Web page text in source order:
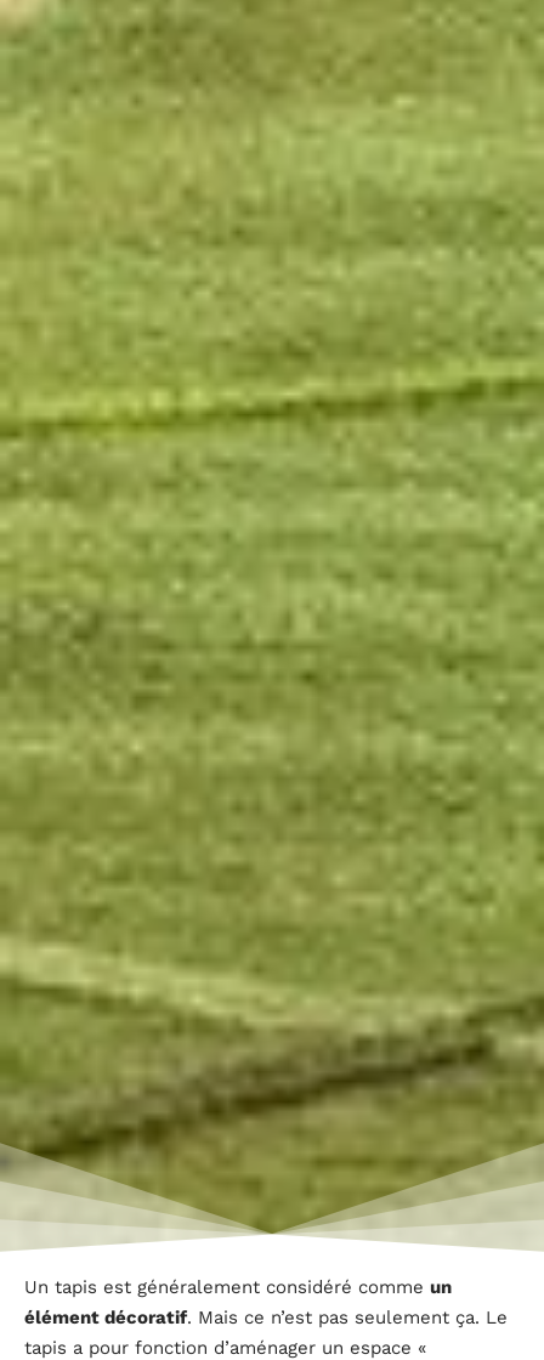
Un tapis est généralement considéré comme un
élément décoratif. Mais ce n’est pas seulement ça. Le
tapis a pour fonction d’aménager un espace «